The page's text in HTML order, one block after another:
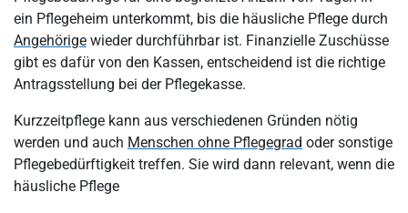
ein Pflegeheim unterkommt, bis die häusliche Pflege durch
Angehörige wieder durchführbar ist. Finanzielle Zuschüsse
gibt es dafür von den Kassen, entscheidend ist die richtige
Antragsstellung bei der Pflegekasse.
Kurzzeitpflege kann aus verschiedenen Gründen nötig
werden und auch Menschen ohne Pflegegrad oder sonstige
Pflegebedürftigkeit treffen. Sie wird dann relevant, wenn die
häusliche Pflege